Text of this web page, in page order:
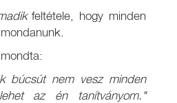
feltétele, hogy minden
búcsút nem vesz minden
az én tanítványom."